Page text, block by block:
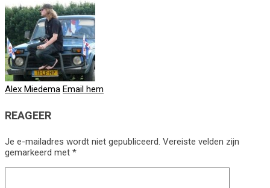
Alex Miedema Email hem
REAGEER
Je e-mailadres wordt niet gepubliceerd. Vereiste velden zijn
gemarkeerd met *